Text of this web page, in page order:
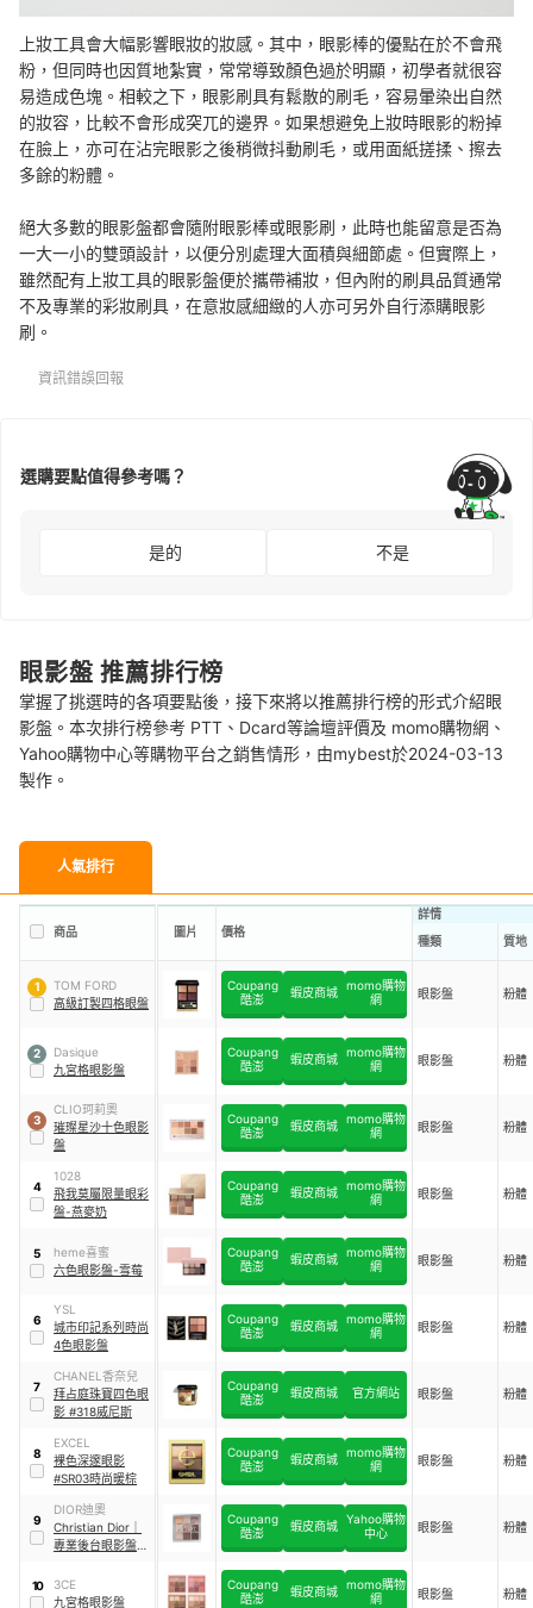
上妝工具會大幅影響眼妝的妝感。其中， 眼影棒的優點在於不會飛
粉，但同時也因質地紮實，常常導致顏色過於明顯，初學者就很容
易造成色塊。 相較之下，眼影刷具有鬆散的刷毛 ，容易暈染出自然
的妝容，比較不會形成突兀的邊界。如果想避免上妝時眼影的粉掉
在臉上，亦可在沾完眼影之後稍微抖動刷毛，或用面紙搓揉、擦去
多餘的粉體。
絕大多數的眼影盤都會隨附眼影棒或眼影刷，此時也能留意是否為
一大一小的雙頭設計，以便分別處理大面積與細節處。但實際上，
雖然配有上妝工具的眼影盤便於攜帶補妝，但內附的刷具品質通常
不及專業的彩妝刷具，在意妝感細緻的人亦可另外自行添購眼影
刷。
資訊錯誤回報
選購要點值得參考嗎？
是的 不是
眼影盤 推薦排行榜
掌握了挑選時的各項要點後，接下來將以推薦排行榜的形式介紹眼
影盤。本次排行榜參考 PTT、Dcard等論壇評價及 momo購物網、
Yahoo購物中心等購物平台之銷售情形，由mybest於2024-03-13
製作。
人氣排行
商品 圖片 價格
詳情
種類
質地
1
TOM FORD
高級訂製四格眼盤
Coupang
酷澎
蝦皮商城 momo購物
網
眼影盤 粉體
2
Dasique
九宮格眼影盤
Coupang
酷澎
蝦皮商城 momo購物
網
眼影盤 粉體
3
CLIO珂莉奧
璀璨星沙十色眼影
盤
Coupang
酷澎
蝦皮商城 momo購物
網
眼影盤 粉體
4
1028
飛我莫屬限量眼彩
盤-燕麥奶
Coupang
酷澎
蝦皮商城 momo購物
網
眼影盤 粉體
5
heme喜蜜
六色眼影盤-雪莓
Coupang
酷澎
蝦皮商城 momo購物
網
眼影盤 粉體
6
YSL
城市印記系列時尚
4色眼影盤
Coupang
酷澎
蝦皮商城 momo購物
網
眼影盤 粉體
7
CHANEL香奈兒
拜占庭珠寶四色眼
影 #318威尼斯
Coupang
酷澎
蝦皮商城 官方網站 眼影盤 粉體
8
EXCEL
裸色深邃眼影
#SR03時尚暖棕
Coupang
酷澎
蝦皮商城 momo購物
網
眼影盤 粉體
9
DIOR迪奧
Christian Dior
專業後台眼影盤
Coupang
酷澎
蝦皮商城 Yahoo購物
中心
眼影盤 粉體
10
3CE
九宮格眼影盤
Coupang
酷澎
蝦皮商城 momo購物
網
眼影盤 粉體